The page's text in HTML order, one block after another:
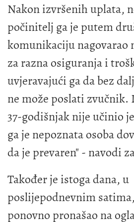
Nakon izvršenih uplata,
počinitelj ga je putem
komunikaciju nagovarao
za razna osiguranja i
uvjeravajući ga da bez
ne može poslati zvučnik.
37-godišnjak nije učinio
ga je nepoznata osoba
da je prevaren" - navodi
Također je istoga dana, u
poslijepodnevnim
ponovno pronašao na